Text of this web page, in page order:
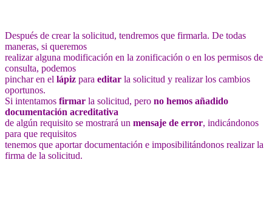
Después de crear la solicitud, tendremos que firmarla. De todas
maneras, si queremos
realizar alguna modificación en la zonificación o en los permisos de
consulta, podemos
pinchar en el lápiz para editar la solicitud y realizar los cambios
oportunos.
Si intentamos firmar la solicitud, pero no hemos añadido
documentación acreditativa
de algún requisito se mostrará un mensaje de error, indicándonos
para que requisitos
tenemos que aportar documentación e imposibilitándonos realizar la
firma de la solicitud.